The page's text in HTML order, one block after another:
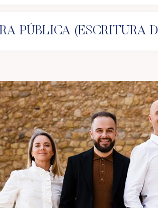
PÚBLICA (ESCRITURA